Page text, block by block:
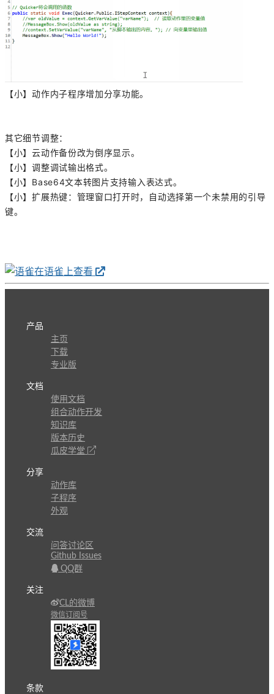
【小】动作内子程序增加分享功能。
其它细节调整：
【小】云动作备份改为倒序显示。
【小】调整调试输出格式。
【小】Base64文本转图片支持输入表达式。
【小】扩展热键：管理窗口打开时，自动选择第一个未禁用的引导
键。
在语雀上查看
产品
主页
下载
专业版
文档
使用文档
组合动作开发
知识库
版本历史
瓜皮学堂
分享
动作库
子程序
外观
交流
问答讨论区
Github Issues
QQ群
关注
CL的微博
微信订阅号
条款